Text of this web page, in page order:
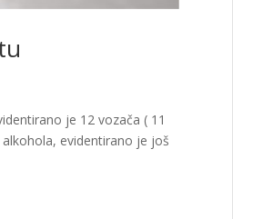
je 12 vozača ( 11
evidentirano je još